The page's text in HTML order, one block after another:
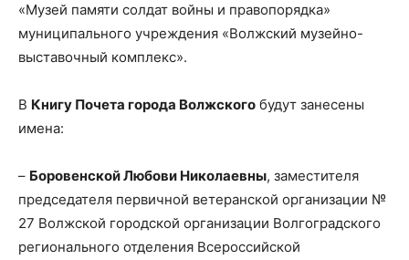
«Музей памяти солдат войны и правопорядка»
муниципального учреждения «Волжский музейно-
выставочный комплекс».
В Книгу Почета города Волжского будут занесены
имена:
– Боровенской Любови Николаевны, заместителя
председателя первичной ветеранской организации №
27 Волжской городской организации Волгоградского
регионального отделения Всероссийской